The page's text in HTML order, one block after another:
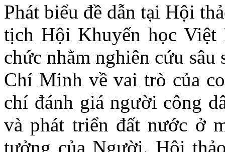
Phát biểu đề dẫn tại Hội
tịch Hội Khuyến học Việt
chức nhằm nghiên cứu
Chí Minh về vai trò của
chí đánh giá người công
và phát triển đất nước ở
tưởng của Người. Hội